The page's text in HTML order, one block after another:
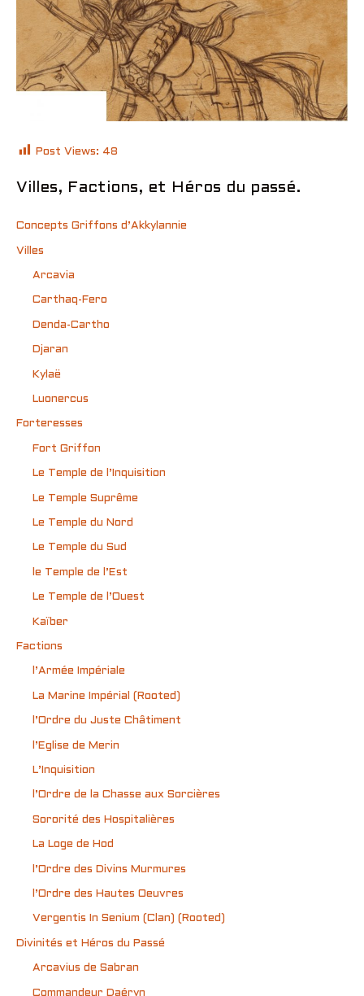
Post Views: 48
Villes, Factions, et Héros du passé.
Concepts Griffons d’Akkylannie
Villes
Arcavia
Carthaq-Fero
Denda-Cartho
Djaran
Kylaë
Luonercus
Forteresses
Fort Griffon
Le Temple de l’Inquisition
Le Temple Suprême
Le Temple du Nord
Le Temple du Sud
le Temple de l’Est
Le Temple de l’Ouest
Kaïber
Factions
l’Armée Impériale
La Marine Impérial (Rooted)
l’Ordre du Juste Châtiment
l’Eglise de Merin
L’Inquisition
l’Ordre de la Chasse aux Sorcières
Sororité des Hospitalières
La Loge de Hod
l’Ordre des Divins Murmures
l’Ordre des Hautes Oeuvres
Vergentis In Senium (Clan) (Rooted)
Divinités et Héros du Passé
Arcavius de Sabran
Commandeur Daéryn